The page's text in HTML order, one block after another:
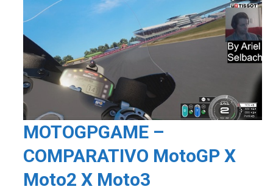
MOTOGPGAME –
COMPARATIVO MotoGP X
Moto2 X Moto3